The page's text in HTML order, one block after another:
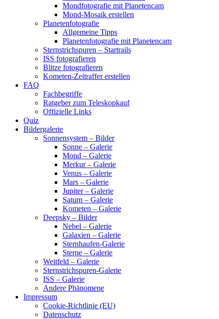
Mondfotografie mit Planetencam
Mond-Mosaik erstellen
Planetenfotografie
Allgemeine Tipps
Planetenfotografie mit Planetencam
Sternstrichspuren – Startrails
ISS fotografieren
Blitze fotografieren
Kometen-Zeitraffer erstellen
FAQ
Fachbegriffe
Ratgeber zum Teleskopkauf
Offizielle Links
Quiz
Bildergalerie
Sonnensystem – Bilder
Sonne – Galerie
Mond – Galerie
Merkur – Galerie
Venus – Galerie
Mars – Galerie
Jupiter – Galerie
Saturn – Galerie
Kometen – Galerie
Deepsky – Bilder
Nebel – Galerie
Galaxien – Galerie
Sternhaufen-Galerie
Sterne – Galerie
Weitfeld – Galerie
Sternstrichspuren-Galerie
ISS – Galerie
Andere Phänomene
Impressum
Cookie-Richtlinie (EU)
Datenschutz